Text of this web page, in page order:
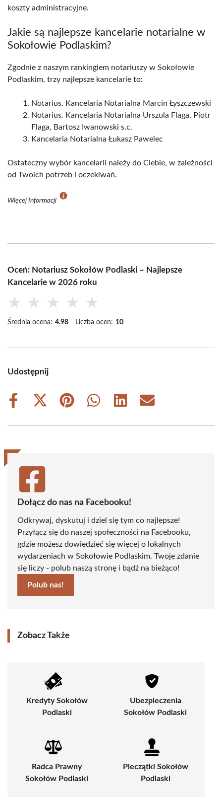
koszty administracyjne.
Jakie są najlepsze kancelarie notarialne w
Sokołowie Podlaskim?
Zgodnie z naszym rankingiem notariuszy w Sokołowie
Podlaskim, trzy najlepsze kancelarie to:
Notarius. Kancelaria Notarialna Marcin Łyszczewski
Notarius. Kancelaria Notarialna Urszula Flaga, Piotr
Flaga, Bartosz Iwanowski s.c.
Kancelaria Notarialna Łukasz Pawelec
Ostateczny wybór kancelarii należy do Ciebie, w zależności
od Twoich potrzeb i oczekiwań.
Więcej Informacji
Oceń: Notariusz Sokołów Podlaski – Najlepsze
Kancelarie w 2026 roku
★ ★ ★ ★ ★
Średnia ocena: 4.98 Liczba ocen: 10
Udostępnij
Share
Share
(Twitter)
Share
Share
Share
Share
Dołącz do nas na Facebooku!
Odkrywaj, dyskutuj i dziel się tym co najlepsze!
Przyłącz się do naszej społeczności na Facebooku,
gdzie możesz dowiedzieć się więcej o lokalnych
wydarzeniach w Sokołowie Podlaskim. Twoje zdanie
się liczy - polub naszą stronę i bądź na bieżąco!
Polub nas!
Zobacz Także
Kredyty Sokołów
Podlaski
Ubezpieczenia
Sokołów Podlaski
Radca Prawny
Sokołów Podlaski
Pieczątki Sokołów
Podlaski